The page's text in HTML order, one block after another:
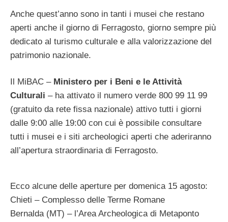
Anche quest’anno sono in tanti i musei che restano
aperti anche il giorno di Ferragosto, giorno sempre più
dedicato al turismo culturale e alla valorizzazione del
patrimonio nazionale.
Il MiBAC – Ministero per i Beni e le Attività
Culturali – ha attivato il numero verde 800 99 11 99
(gratuito da rete fissa nazionale) attivo tutti i giorni
dalle 9:00 alle 19:00 con cui è possibile consultare
tutti i musei e i siti archeologici aperti che aderiranno
all’apertura straordinaria di Ferragosto.
Ecco alcune delle aperture per domenica 15 agosto:
Chieti – Complesso delle Terme Romane
Bernalda (MT) – l’Area Archeologica di Metaponto